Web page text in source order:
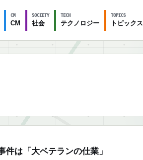
CM
CM
SOCIETY
社会
TECH
テクノロジー
TOPICS
トピックス
は「大ベテランの仕業」